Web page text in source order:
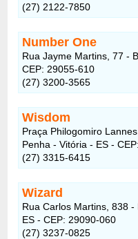
(27) 2122-7850
Number One
Rua Jayme Martins, 77 -
CEP: 29055-610
(27) 3200-3565
Wisdom
Praça Philogomiro
Penha - Vitória - ES -
(27) 3315-6415
Wizard
Rua Carlos Martins, 838
ES - CEP: 29090-060
(27) 3237-0825